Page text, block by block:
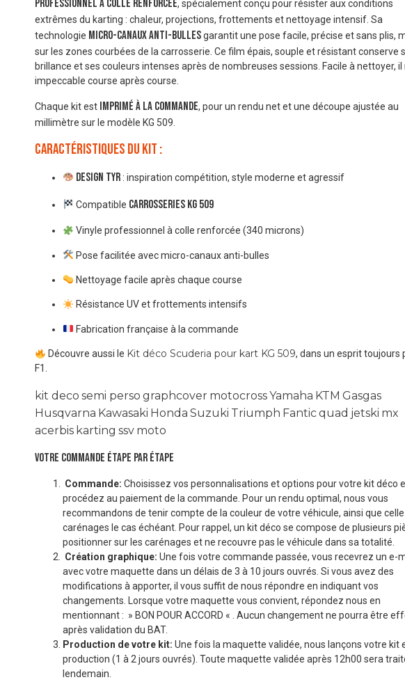
professionnel à colle renforcée, spécialement conçu pour résister aux conditions
extrêmes du karting : chaleur, projections, frottements et nettoyage intensif. Sa
technologie micro-canaux anti-bullesgarantit une pose facile, précise et sans plis,
sur les zones courbées de la carrosserie. Ce film épais, souple et résistant conserve
brillance et ses couleurs intenses après de nombreuses sessions. Facile à nettoyer, il
impeccable course après course.
Chaque kit est imprimé à la commande, pour un rendu net et une découpe ajustée au
millimètre sur le modèle KG 509.
Caractéristiques du kit :
Design TYR: inspiration compétition, style moderne et agressif
Compatible carrosseries KG 509
Vinyle professionnel à colle renforcée (340 microns)
Pose facilitée avec micro-canaux anti-bulles
Nettoyage facile après chaque course
Résistance UV et frottements intensifs
Fabrication française à la commande
Découvre aussi le Kit déco Scuderia pour kart KG 509, dans un esprit toujours
F1.
kit deco semi perso graphcover motocrossYamaha KTM Gasgas
Husqvarna Kawasaki Honda Suzuki Triumph Fanticquad jetski mx
acerbis karting ssv moto
VOTRE COMMANDE ÉTAPE PAR ÉTAPE
Commande: Choisissez vos personnalisations et options pour votre kit déco
procédez au paiement de la commande. Pour un rendu optimal, nous vous
recommandons de tenir compte de la couleur de votre véhicule, ainsi que
carénages le cas échéant. Pour rappel, un kit déco se compose de plusieurs
positionner sur les carénages et ne recouvre pas le véhicule dans sa totalité.
Création graphique: Une fois votre commande passée, vous recevrez un e-
avec votre maquette dans un délais de 3 à 10 jours ouvrés. Si vous avez des
modifications à apporter, il vous suffit de nous répondre en indiquant vos
changements. Lorsque votre maquette vous convient, répondez nous en
mentionnant : » BON POUR ACCORD « . Aucun changement ne pourra être
après validation du BAT.
Production de votre kit: Une fois la maquette validée, nous lançons votre kit
production (1 à 2 jours ouvrés). Toute maquette validée après 12h00 sera
lendemain.